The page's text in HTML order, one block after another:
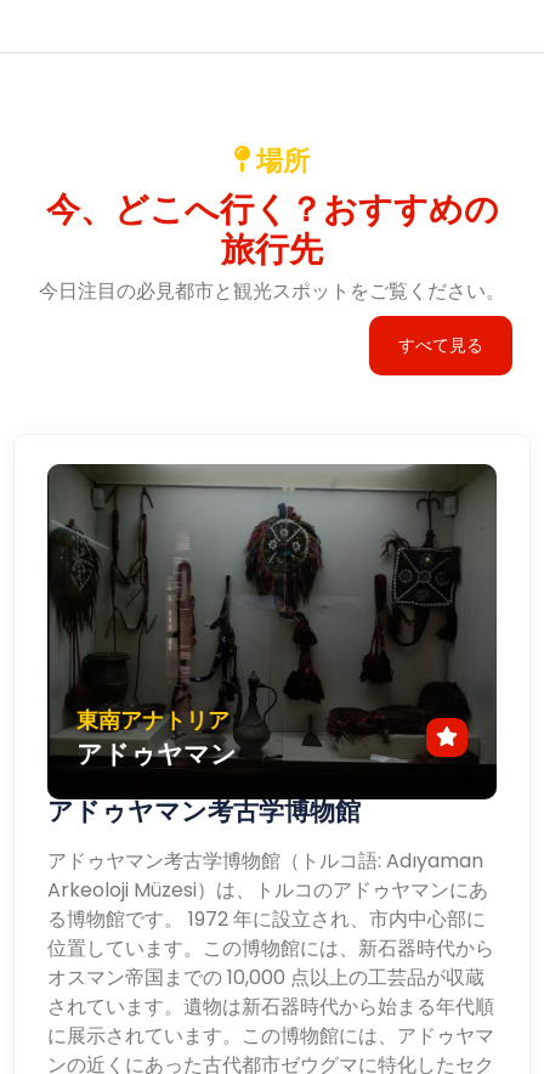
場所
今、どこへ行く？おすすめの
旅行先
今日注目の必見都市と観光スポットをご覧ください。
すべて見る
東南アナトリア
アドゥヤマン
アドゥヤマン考古学博物館
アドゥヤマン考古学博物館（トルコ語: Adıyaman
Arkeoloji Müzesi）は、トルコのアドゥヤマンにあ
る博物館です。 1972 年に設立され、市内中心部に
位置しています。この博物館には、新石器時代から
オスマン帝国までの 10,000 点以上の工芸品が収蔵
されています。遺物は新石器時代から始まる年代順
に展示されています。この博物館には、アドゥヤマ
ンの近くにあった古代都市ゼウグマに特化したセク